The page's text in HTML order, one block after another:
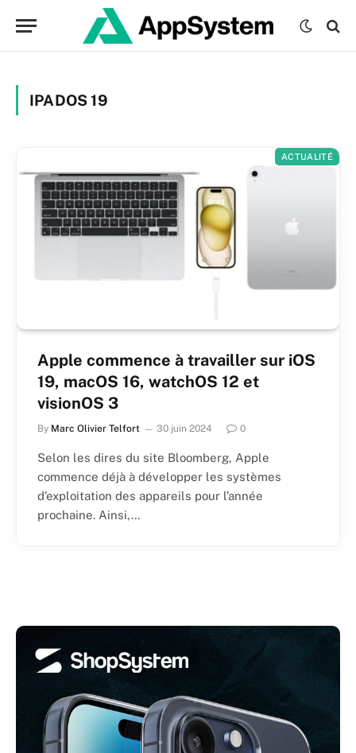
IPADOS 19
ACTUALITÉ
Apple commence à travailler sur iOS
19, macOS 16, watchOS 12 et
visionOS 3
By Marc Olivier Telfort 30 juin 2024 0
Selon les dires du site Bloomberg, Apple
commence déjà à développer les systèmes
d’exploitation des appareils pour l’année
prochaine. Ainsi,…